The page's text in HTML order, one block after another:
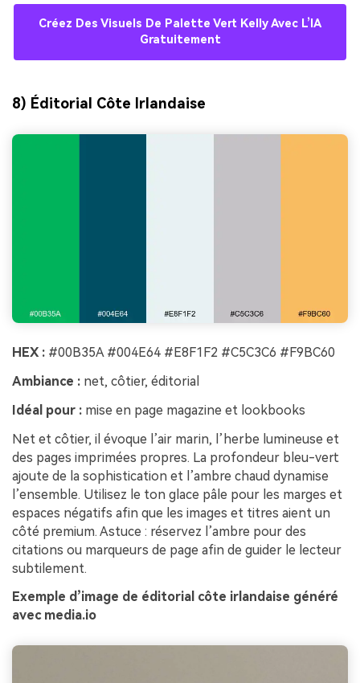
Créez Des Visuels De Palette Vert Kelly Avec L’IA
Gratuitement
8) Éditorial Côte Irlandaise
HEX : #00B35A #004E64 #E8F1F2 #C5C3C6 #F9BC60
Ambiance : net, côtier, éditorial
Idéal pour : mise en page magazine et lookbooks
Net et côtier, il évoque l’air marin, l’herbe lumineuse et
des pages imprimées propres. La profondeur bleu-vert
ajoute de la sophistication et l’ambre chaud dynamise
l’ensemble. Utilisez le ton glace pâle pour les marges et
espaces négatifs afin que les images et titres aient un
côté premium. Astuce : réservez l’ambre pour des
citations ou marqueurs de page afin de guider le lecteur
subtilement.
Exemple d’image de éditorial côte irlandaise généré
avec media.io